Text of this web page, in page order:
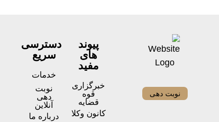
نوبت دهی
دسترسی
سریع
خدمات
نوبت
دهی
آنلاین
درباره ما
پیوند
های
مفید
خبرگزاری
قوه
قضایه
کانون وکلا